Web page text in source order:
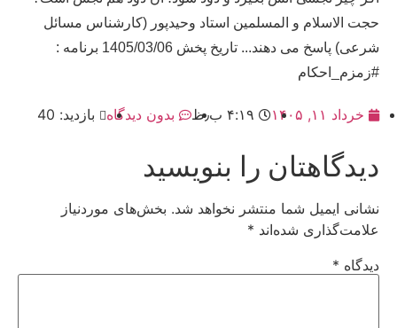
حجت الاسلام و المسلمین استاد وحیدپور (کارشناس مسائل
شرعی) پاسخ می دهند... تاریخ پخش 1405/03/06 برنامه :
#زمزم_احکام
خرداد ۱۱, ۱۴۰۵ ۴:۱۹ ب٫ظ بدون دیدگاه بازدید: 40
دیدگاهتان را بنویسید
نشانی ایمیل شما منتشر نخواهد شد. بخش‌های موردنیاز
علامت‌گذاری شده‌اند *
دیدگاه *